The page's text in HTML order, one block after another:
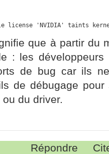
license 'NVIDIA' taints
que à partir du
: les
de bug car ils
de débugage
du driver.
Répondre